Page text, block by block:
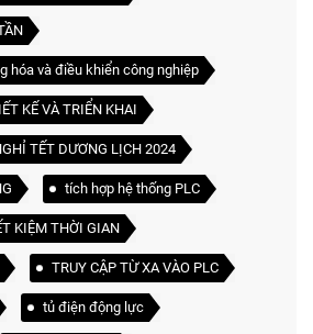
hóa và điều khiển công nghiệp
KẾ VÀ TRIỂN KHAI
TẾT DƯƠNG LỊCH 2024
tích hợp hệ thống PLC
KIỆM THỜI GIAN
TRUY CẬP TỪ XA VÀO PLC
tủ điện động lực